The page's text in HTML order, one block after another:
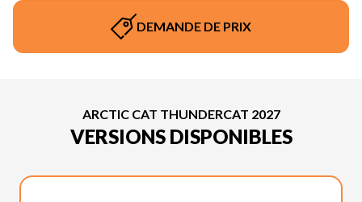
DEMANDE DE PRIX
ARCTIC CAT THUNDERCAT 2027
VERSIONS DISPONIBLES